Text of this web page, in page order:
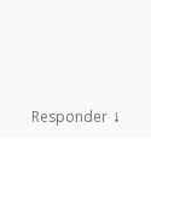
Responder ↓